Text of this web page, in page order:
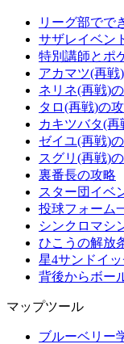
リーグ部でで
サザレイベン
特別講師とポ
アカマツ(再戦
ネリネ(再戦)
タロ(再戦)の
カキツバタ(再
ゼイユ(再戦)
スグリ(再戦)
裏番長の攻略
スター団イベ
投球フォーム
シンクロマシ
ひこうの解放
星4サンドイ
背後からボー
マップツール
ブルーベリー